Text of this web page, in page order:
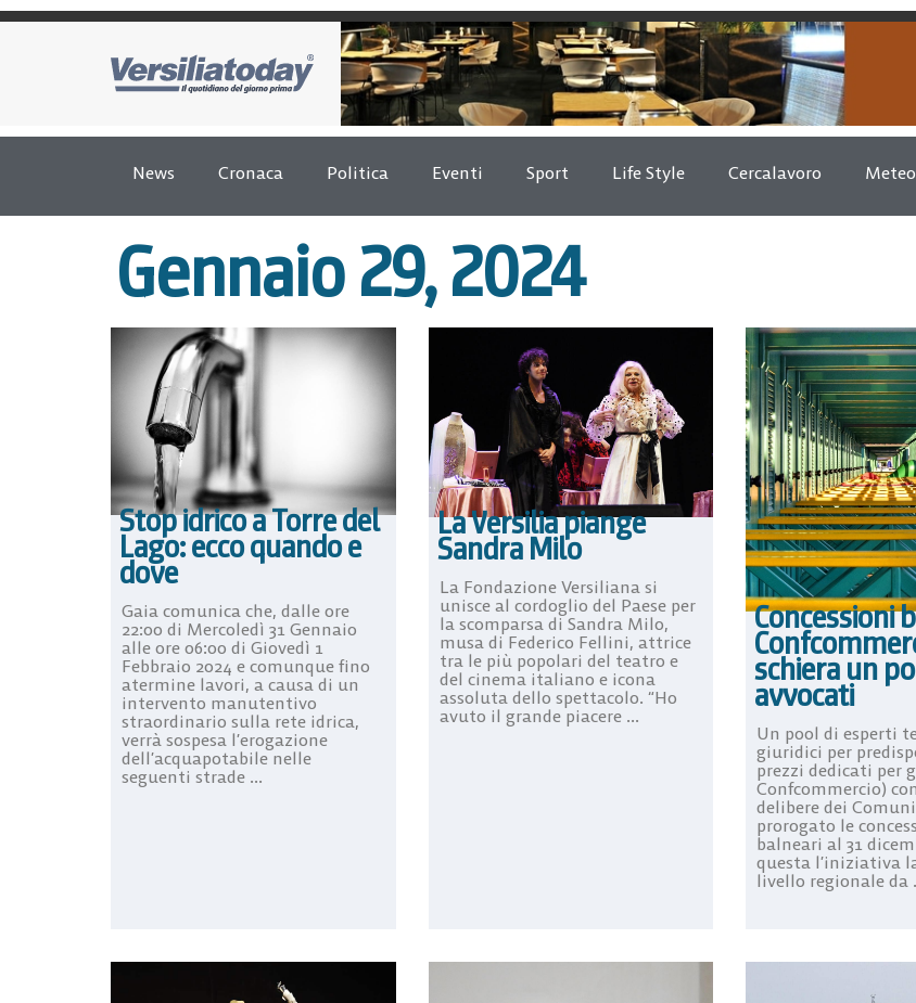
News Cronaca Politica Eventi Sport Life Style Cercalavoro Meteo
Gennaio 29, 2024
Stop idrico a Torre del
Lago: ecco quando e
dove
Gaia comunica che, dalle ore
22:00 di Mercoledì 31 Gennaio
alle ore 06:00 di Giovedì 1
Febbraio 2024 e comunque fino
atermine lavori, a causa di un
intervento manutentivo
straordinario sulla rete idrica,
verrà sospesa l’erogazione
dell’acquapotabile nelle
seguenti strade ...
La Versilia piange
Sandra Milo
La Fondazione Versiliana si
unisce al cordoglio del Paese per
la scomparsa di Sandra Milo,
musa di Federico Fellini, attrice
tra le più popolari del teatro e
del cinema italiano e icona
assoluta dello spettacolo. “Ho
avuto il grande piacere ...
Concessioni
schiera un
avvocati
Un pool di esperti
giuridici per
prezzi dedicati per
Confcommercio)
delibere dei
prorogato le
balneari al 31
questa l’iniziativa
livello regionale da